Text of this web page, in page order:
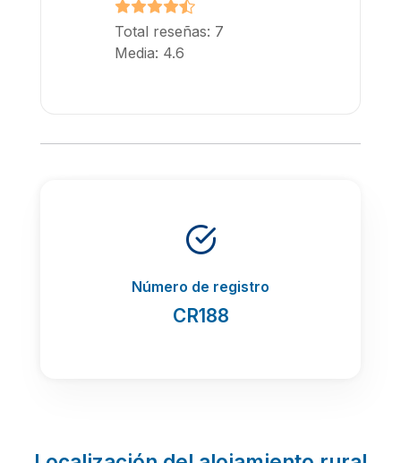
Total reseñas: 7
Media: 4.6
Número de registro
CR188